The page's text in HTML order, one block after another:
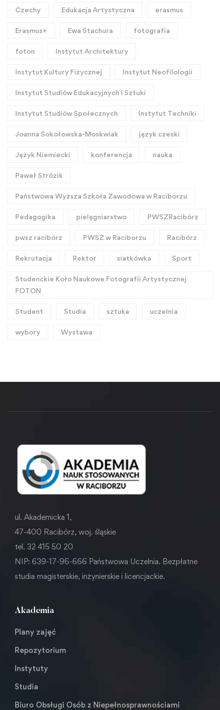
Czechy Edukacja Artystyczna erasmus
Erasmus+ Ewa Stachura fotografia
foton Instytut Architektury
Instytut Kultury Fizycznej Instytut Neofilologii
Instytut Studiów Edukacyjnych i Sztuki
Instytut Studiów Społecznych Instytut Techniki
Joanna Sokołowska-Moskwiak język czeski
Język Niemiecki konferencja nauka
Paweł Strózik
Państwowa Wyższa Szkoła Zawodowa w Raciborzu
Pedagogika pielęgniarstwo PWSZRacibórz
pwsz racibórz PWSZ w Raciborzu Racibórz
Rekrutacja Rektor siatkówka Sport
Studenckie Koło Naukowe Fotografii Artystycznej
FOTON
Student Studia sztuka uczelnia
wybory Wystawa
ul. Akademicka 1,
47-400 Racibórz, woj. śląskie
tel. 32 415 50 20
NIP: 639-17-96-666 Państwowa Uczelnia. Bezpłatne
studia magisterskie, inżynierskie i licencjackie.
Akademia
Plany zajęć
Repozytorium
Instytuty
Studia
Biuro Obsługi Osób z Niepełnosprawnościami